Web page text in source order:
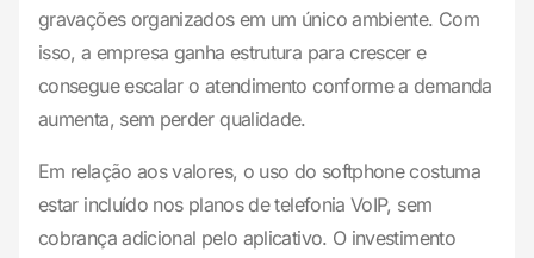
gravações organizados em um único ambiente. Com
isso, a empresa ganha estrutura para crescer e
consegue escalar o atendimento conforme a demanda
aumenta, sem perder qualidade.
Em relação aos valores, o uso do softphone costuma
estar incluído nos planos de telefonia VoIP, sem
cobrança adicional pelo aplicativo. O investimento